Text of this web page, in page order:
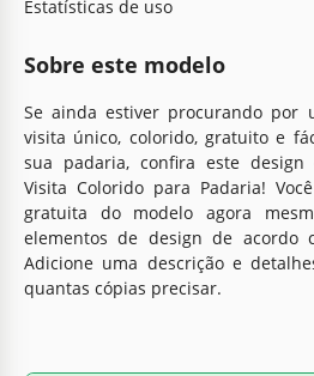
Estatísticas de uso
Sobre este modelo
Se ainda estiver procurando por
visita único, colorido, gratuito e
sua padaria, confira este design
Visita Colorido para Padaria!
gratuita do modelo agora
elementos de design de acordo
Adicione uma descrição e
quantas cópias precisar.